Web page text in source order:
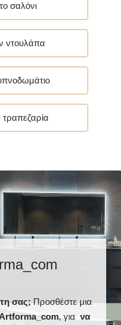
σαλόνι
ντουλάπα
τραπεζαρία
σας;Προσθέστε μια
, για να